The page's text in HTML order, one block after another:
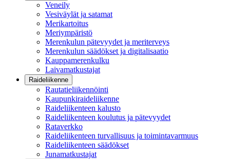
Veneily
Vesiväylät ja satamat
Merikartoitus
Meriympäristö
Merenkulun pätevyydet ja meriterveys
Merenkulun säädökset ja digitalisaatio
Kauppamerenkulku
Laivamatkustajat
Raideliikenne
Rautatieliikennöinti
Kaupunkiraideliikenne
Raideliikenteen kalusto
Raideliikenteen koulutus ja pätevyydet
Rataverkko
Raideliikenteen turvallisuus ja toimintavarmuus
Raideliikenteen säädökset
Junamatkustajat